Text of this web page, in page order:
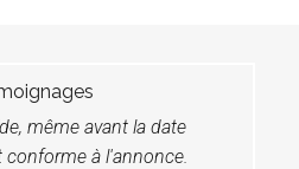
même avant la date
conforme à l'annonce.